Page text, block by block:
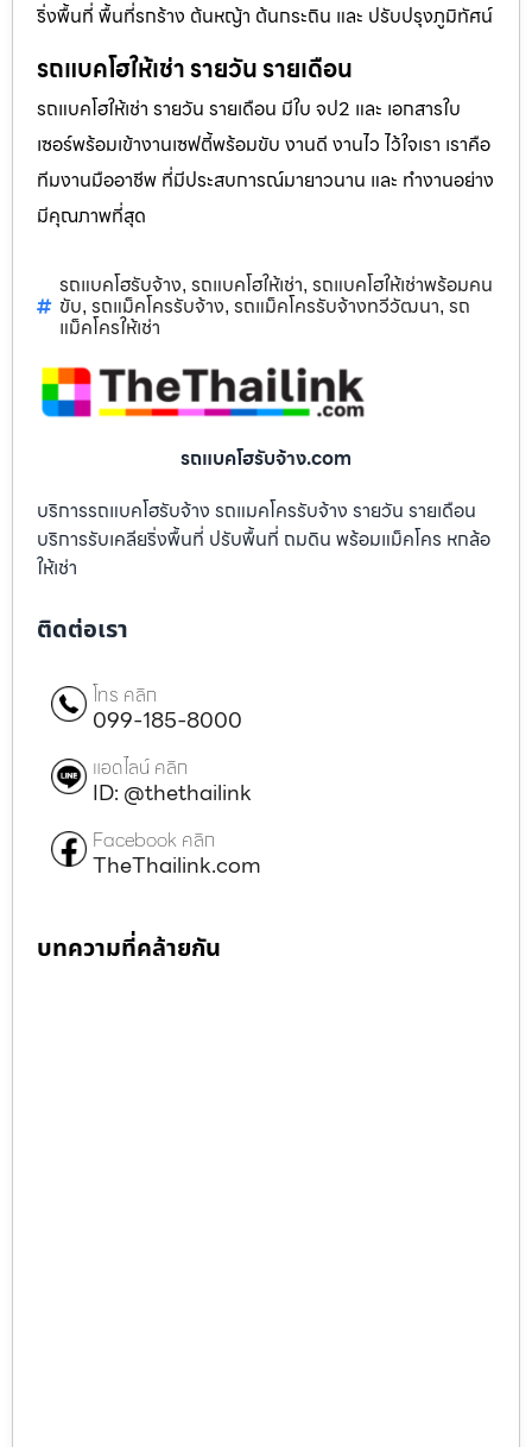
ริ่งพื้นที่ พื้นที่รกร้าง ต้นหญ้า ต้นกระถิน และ ปรับปรุงภูมิทัศน์
รถแบคโฮให้เช่า รายวัน รายเดือน
รถแบคโฮให้เช่า รายวัน รายเดือน มีใบ จป2 และ เอกสารใบ
เซอร์พร้อมเข้างานเซฟตี้พร้อมขับ งานดี งานไว ไว้ใจเรา เราคือ
ทีมงานมืออาชีพ ที่มีประสบการณ์มายาวนาน และ ทำงานอย่าง
มีคุณภาพที่สุด
รถแบคโฮรับจ้าง, รถแบคโฮให้เช่า, รถแบคโฮให้เช่าพร้อมคน
ขับ, รถแม็คโครรับจ้าง, รถแม็คโครรับจ้างทวีวัฒนา, รถ
แม็คโครให้เช่า
รถแบคโฮรับจ้าง.com
บริการรถแบคโฮรับจ้าง รถแมคโครรับจ้าง รายวัน รายเดือน
บริการรับเคลียริ่งพื้นที่ ปรับพื้นที่ ถมดิน พร้อมแม็คโคร หกล้อ
ให้เช่า
ติดต่อเรา
โทร คลิก
099-185-8000
แอดไลน์ คลิก
ID: @thethailink
Facebook คลิก
TheThailink.com
บทความที่คล้ายกัน